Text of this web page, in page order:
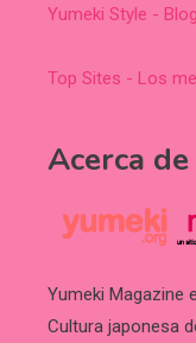
Yumeki Style -
Top Sites - Los
Acerca de
Yumeki Magazine
Cultura japonesa